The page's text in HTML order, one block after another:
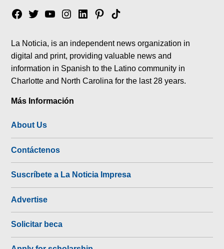
Facebook
TwitterYouTubeInstagram
LinkedinPinterest
Tik
La Noticia, is an independent news organization in
digital and print, providing valuable news and
information in Spanish to the Latino community in
Charlotte and North Carolina for the last 28 years.
Más Información
About Us
Contáctenos
Suscríbete a La Noticia Impresa
Advertise
Solicitar beca